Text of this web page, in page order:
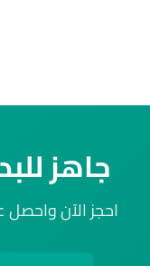
جاهز
احجز الآن